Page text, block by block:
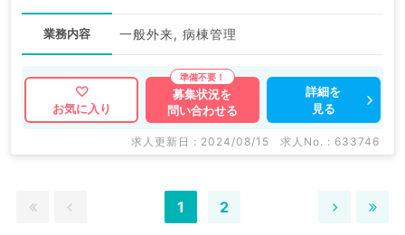
業務内容 一般外来, 病棟管理
お気に入り
募集状況を
問い合わせる
詳細を
見る
求人更新日 : 2024/08/15 求人No. : 633746
1 2